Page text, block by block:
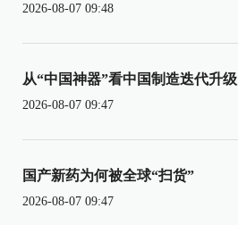
2026-08-07 09:48
从“中国神器”看中国制造迭代升级
2026-08-07 09:47
国产新药为何被全球“扫货”
2026-08-07 09:47